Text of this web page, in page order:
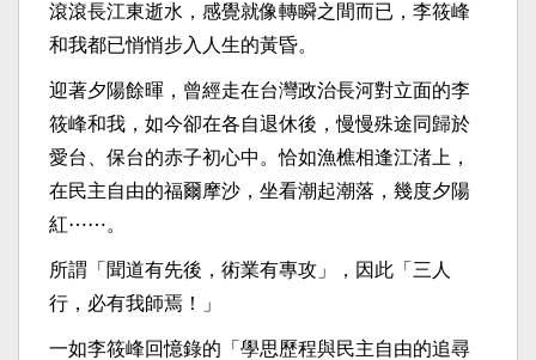
滾滾長江東逝水，感覺就像轉瞬之間而已，李筱峰
和我都已悄悄步入人生的黃昏。
迎著夕陽餘暉，曾經走在台灣政治長河對立面的李
筱峰和我，如今卻在各自退休後，慢慢殊途同歸於
愛台、保台的赤子初心中。恰如漁樵相逢江渚上，
在民主自由的福爾摩沙，坐看潮起潮落，幾度夕陽
紅⋯⋯。
所謂「聞道有先後，術業有專攻」，因此「三人
行，必有我師焉！」
一如李筱峰回憶錄的「學思歷程與民主自由的追尋